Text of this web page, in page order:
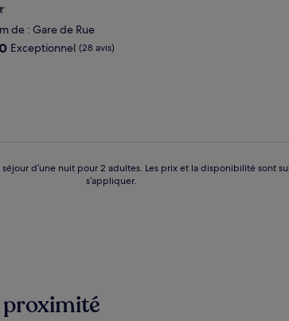
de : Gare de Rue
Exceptionnel (28 avis)
d’une nuit pour 2 adultes. Les prix et la disponibilité
s’appliquer.
proximité